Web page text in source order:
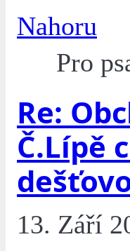
Nahoru
Pro
Re:
Č.Lípě
13. Září